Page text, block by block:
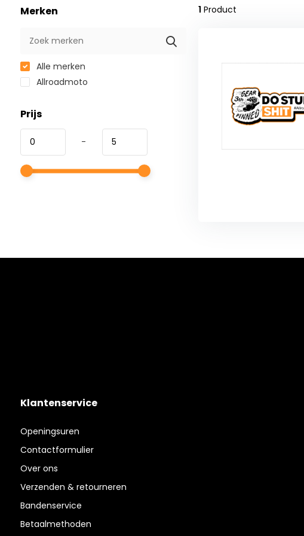
Merken
Alle merken
Allroadmoto
Prijs
-
1 Product
Klantenservice
Openingsuren
Contactformulier
Over ons
Verzenden & retourneren
Bandenservice
Betaalmethoden